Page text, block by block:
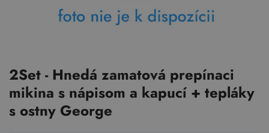
2Set - Hnedá zamatová prepínaci
mikina s nápisom a kapucí + tepláky
s ostny George